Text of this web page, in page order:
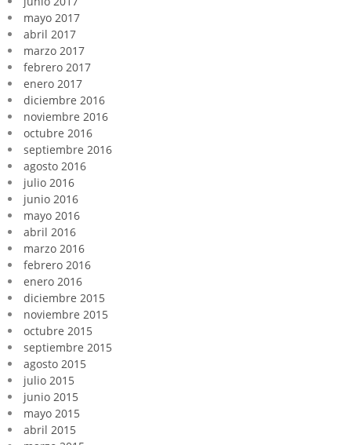
mayo 2017
abril 2017
marzo 2017
febrero 2017
enero 2017
diciembre 2016
noviembre 2016
octubre 2016
septiembre 2016
agosto 2016
julio 2016
junio 2016
mayo 2016
abril 2016
marzo 2016
febrero 2016
enero 2016
diciembre 2015
noviembre 2015
octubre 2015
septiembre 2015
agosto 2015
julio 2015
junio 2015
mayo 2015
abril 2015